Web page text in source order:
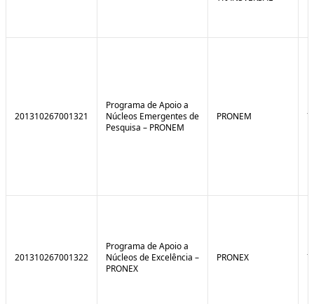
201310267001321
Programa de Apoio a
Núcleos Emergentes de
Pesquisa – PRONEM
PRONEM
201310267001322
Programa de Apoio a
Núcleos de Excelência –
PRONEX
PRONEX